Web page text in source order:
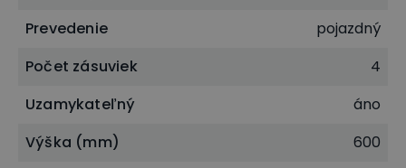
Prevedenie
pojazdný
Počet zásuviek
4
Uzamykateľný
áno
Výška (mm)
600